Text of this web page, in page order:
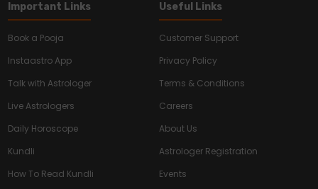
Important Links
Book a Pooja
Instaastro App
Talk with Astrologer
Live Astrologers
Daily Horoscope
Kundli
How To Read Kundli
Useful Links
Customer Support
Privacy Policy
Terms & Conditions
Careers
About Us
Astrologer Registration
Events